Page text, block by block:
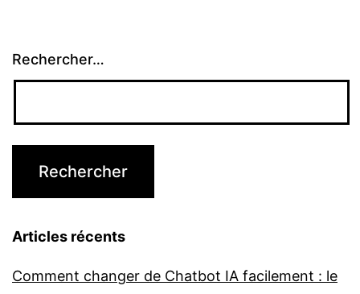
Rechercher…
Articles récents
Comment changer de Chatbot IA facilement : le